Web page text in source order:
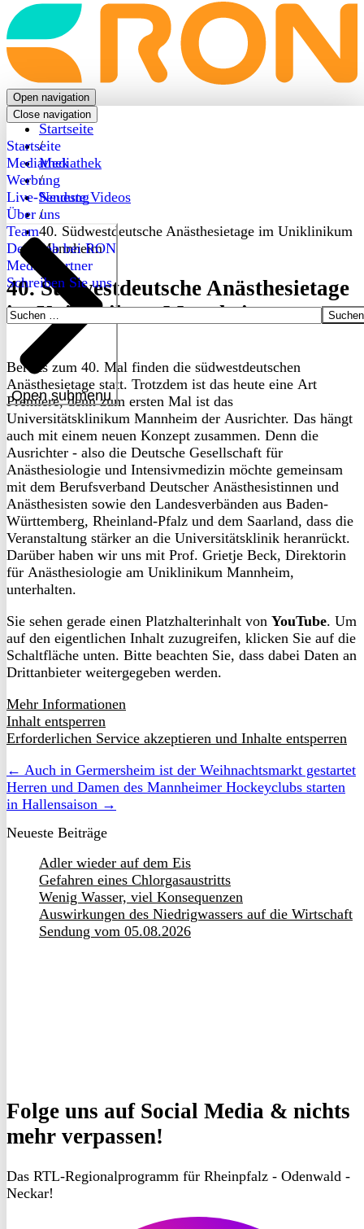
Back
to
frontpage
Open navigation
Close navigation
Startseite
Mediathek
Werbung
Live-Sendung
Über uns
Open submenu
Team
Dein Job bei RON
Medienpartner
Schreiben Sie uns
Suchen
Startseite
/
Mediathek
/
Neueste Videos
/
40. Südwestdeutsche Anästhesietage im Uniklinikum
Mannheim
40. Südwestdeutsche Anästhesietage
im Uniklinikum Mannheim
Bereits zum 40. Mal finden die südwestdeutschen
Anästhesietage statt. Trotzdem ist das heute eine Art
Premiere, denn zum ersten Mal ist das
Universitätsklinikum Mannheim der Ausrichter. Das hängt
auch mit einem neuen Konzept zusammen. Denn die
Ausrichter - also die Deutsche Gesellschaft für
Anästhesiologie und Intensivmedizin möchte gemeinsam
mit dem Berufsverband Deutscher Anästhesistinnen und
Anästhesisten sowie den Landesverbänden aus Baden-
Württemberg, Rheinland-Pfalz und dem Saarland, dass die
Veranstaltung stärker an die Universitätsklinik heranrückt.
Darüber haben wir uns mit Prof. Grietje Beck, Direktorin
für Anästhesiologie am Uniklinikum Mannheim,
unterhalten.
Sie sehen gerade einen Platzhalterinhalt von YouTube. Um
auf den eigentlichen Inhalt zuzugreifen, klicken Sie auf die
Schaltfläche unten. Bitte beachten Sie, dass dabei Daten an
Drittanbieter weitergegeben werden.
Mehr Informationen
Inhalt entsperren
Erforderlichen Service akzeptieren und Inhalte entsperren
← Auch in Germersheim ist der Weihnachtsmarkt gestartet
Herren und Damen des Mannheimer Hockeyclubs starten
in Hallensaison →
Neueste Beiträge
Adler wieder auf dem Eis
Gefahren eines Chlorgasaustritts
Wenig Wasser, viel Konsequenzen
Auswirkungen des Niedrigwassers auf die Wirtschaft
Sendung vom 05.08.2026
Folge uns auf Social Media & nichts
mehr verpassen!
Das RTL-Regionalprogramm für Rheinpfalz - Odenwald -
Neckar!